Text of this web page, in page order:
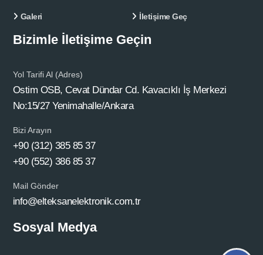
Galeri İletişime Geç
Bizimle İletişime Geçin
Yol Tarifi Al (Adres)
Ostim OSB, Cevat Dündar Cd. Kavacıklı İş Merkezi
No:15/27 Yenimahalle/Ankara
Bizi Arayın
+90 (312) 385 85 37
+90 (552) 386 85 37
Mail Gönder
info@elteksanelektronik.com.tr
Sosyal Medya